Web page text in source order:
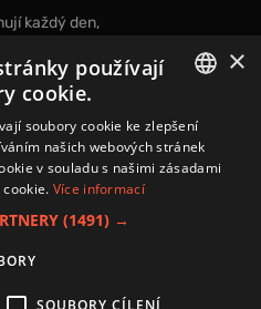
každý den,
svůj souhlas spodmínkami
CZECH
×
používají
cookie.
soubory cookie ke zlepšení
našich webových stránek
v souladu s našimi zásadami
Více informací
(1491) →
SOUBORY CÍLENÍ